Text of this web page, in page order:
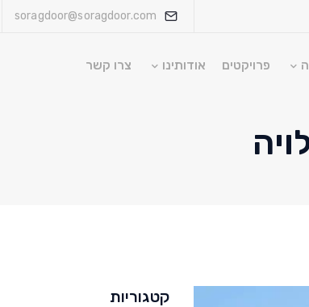
soragdoor@soragdoor.com
פרויקטים אודותינו צרו קשר
קטגוריות